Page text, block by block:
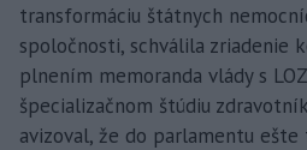
transformáciu štátnych
spoločnosti, schválila zriadenie
plnením memoranda vlády s
špecializačnom štúdiu
avizoval, že do parlamentu